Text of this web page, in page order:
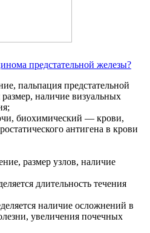
предстательной железы?
пальпация предстательной
наличие визуальных
биохимический — крови,
антигена в крови
размер узлов, наличие
длительность течения
наличие осложнений в
увеличения почечных